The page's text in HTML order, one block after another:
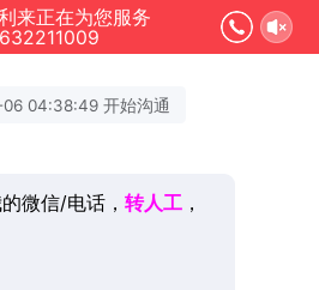
来正在为您服务
04:38:49 开始沟通
微信/电话， 转人工，